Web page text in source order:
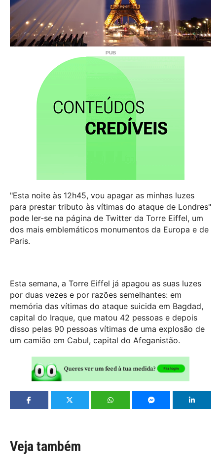
"Esta noite às 12h45, vou apagar as minhas luzes
para prestar tributo às vítimas do ataque de Londres"
pode ler-se na página de Twitter da Torre Eiffel, um
dos mais emblemáticos monumentos da Europa e de
Paris.
Esta semana, a Torre Eiffel já apagou as suas luzes
por duas vezes e por razões semelhantes: em
memória das vítimas do ataque suicida em Bagdad,
capital do Iraque, que matou 42 pessoas e depois
disso pelas 90 pessoas vítimas de uma explosão de
um camião em Cabul, capital do Afeganistão.
Veja também